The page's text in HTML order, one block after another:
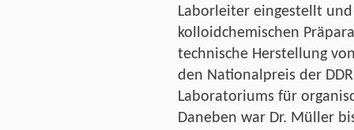
Laborleiter eingestellt
kolloidchemischen
technische Herstellung
den Nationalpreis der
Laboratoriums für
Daneben war Dr. Müller